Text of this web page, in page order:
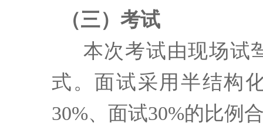
（三）考试
本次考试由现场试
式。面试采用半结构
30%、面试30%的比例